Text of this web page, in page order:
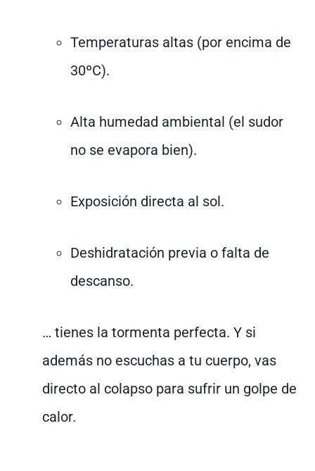
Temperaturas altas (por encima de
30ºC).
Alta humedad ambiental (el sudor
no se evapora bien).
Exposición directa al sol.
Deshidratación previa o falta de
descanso.
… tienes la tormenta perfecta. Y si
además no escuchas a tu cuerpo, vas
directo al colapso para sufrir un golpe de
calor.